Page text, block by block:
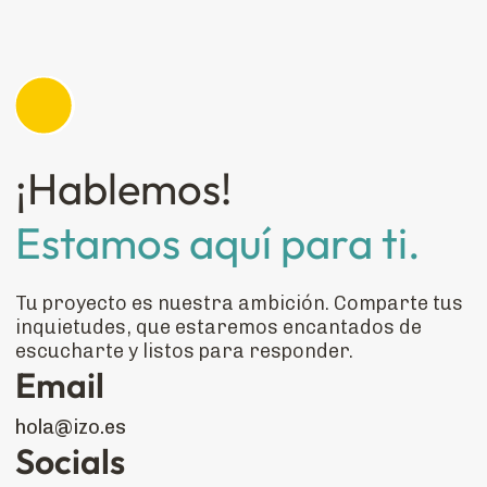
¡Hablemos!
Estamos aquí para ti.
Tu proyecto es nuestra ambición. Comparte tus
inquietudes, que estaremos encantados de
escucharte y listos para responder.
Email
hola@izo.es
Socials